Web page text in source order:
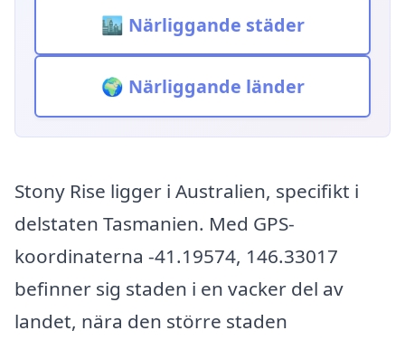
🏙️ Närliggande städer
🌍 Närliggande länder
Stony Rise ligger i Australien, specifikt i
delstaten Tasmanien. Med GPS-
koordinaterna -41.19574, 146.33017
befinner sig staden i en vacker del av
landet, nära den större staden